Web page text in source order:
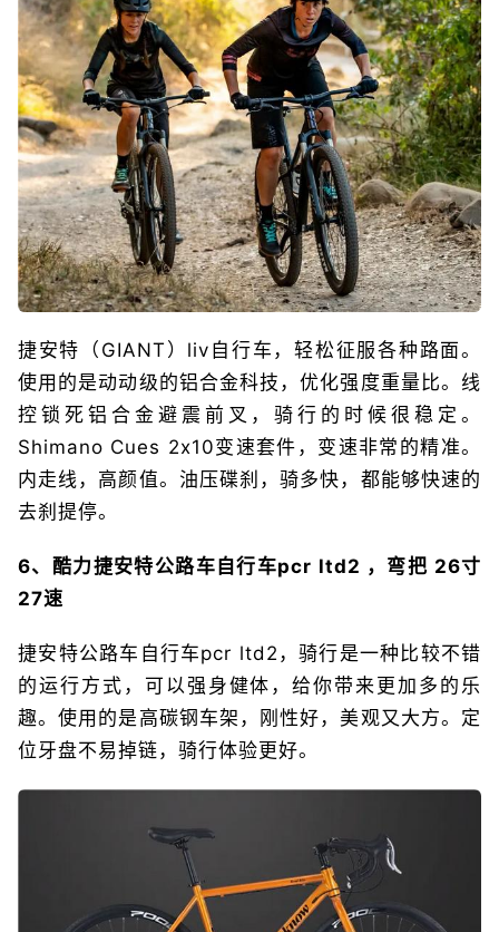
捷安特（GIANT）liv自行车，轻松征服各种路面。
使用的是动动级的铝合金科技，优化强度重量比。线
控锁死铝合金避震前叉，骑行的时候很稳定。
Shimano Cues 2x10变速套件，变速非常的精准。
内走线，高颜值。油压碟刹，骑多快，都能够快速的
去刹提停。
6、酷力捷安特公路车自行车pcr ltd2 ，弯把 26寸
27速
捷安特公路车自行车pcr ltd2，骑行是一种比较不错
的运行方式，可以强身健体，给你带来更加多的乐
趣。使用的是高碳钢车架，刚性好，美观又大方。定
位牙盘不易掉链，骑行体验更好。